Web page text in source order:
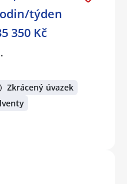
týden
350 Kč
Zkrácený úvazek